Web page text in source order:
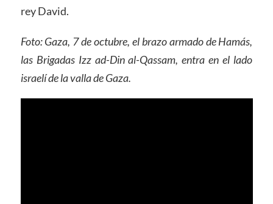
rey David.
Foto: Gaza, 7 de octubre, el brazo armado de Hamás,
las Brigadas Izz ad-Din al-Qassam, entra en el lado
israelí de la valla de Gaza.